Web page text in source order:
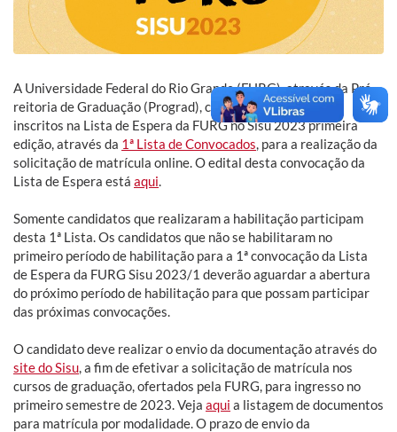
A Universidade Federal do Rio Grande (FURG), através da Pró-
reitoria de Graduação (Prograd), convoca os candidatos
inscritos na Lista de Espera da FURG no Sisu 2023 primeira
edição, através da 1ª Lista de Convocados, para a realização da
solicitação de matrícula online. O edital desta convocação da
Lista de Espera está aqui.
Somente candidatos que realizaram a habilitação participam
desta 1ª Lista. Os candidatos que não se habilitaram no
primeiro período de habilitação para a 1ª convocação da Lista
de Espera da FURG Sisu 2023/1 deverão aguardar a abertura
do próximo período de habilitação para que possam participar
das próximas convocações.
O candidato deve realizar o envio da documentação através do
site do Sisu, a fim de efetivar a solicitação de matrícula nos
cursos de graduação, ofertados pela FURG, para ingresso no
primeiro semestre de 2023. Veja aqui a listagem de documentos
para matrícula por modalidade. O prazo de envio da